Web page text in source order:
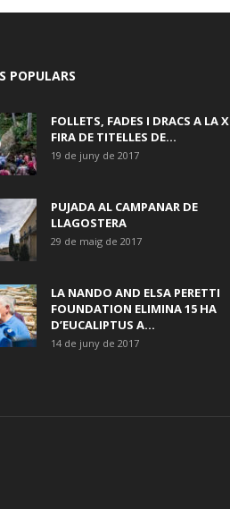
POPULARS
FOLLETS, FADES I DRACS A LA X
FIRA DE TITELLES DE...
19 de juny de 2017
PUJADA AL CAMPANAR DE
LLAGOSTERA
29 de maig de 2017
LA NANDO AND ELSA PERETTI
FOUNDATION ELIMINA 15 HA
D’EUCALIPTUS A...
14 de juny de 2017